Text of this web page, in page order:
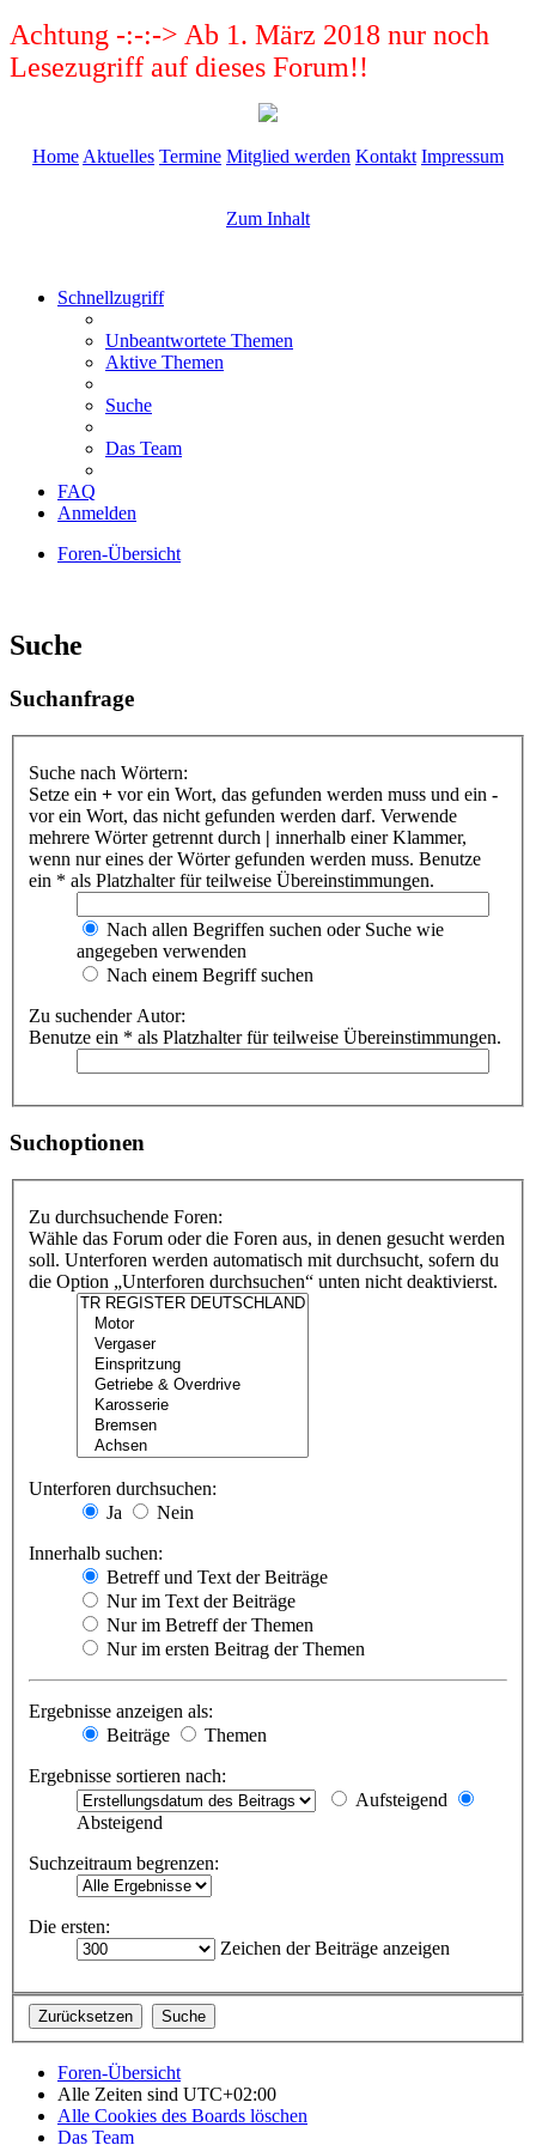
Achtung -:-:-> Ab 1. März 2018 nur noch
Lesezugriff auf dieses Forum!!
Home Aktuelles Termine Mitglied werden Kontakt Impressum
Zum Inhalt
Schnellzugriff
Unbeantwortete Themen
Aktive Themen
Suche
Das Team
FAQ
Anmelden
Foren-Übersicht
Suche
Suchanfrage
Suche nach Wörtern:
Setze ein + vor ein Wort, das gefunden werden muss und ein -
vor ein Wort, das nicht gefunden werden darf. Verwende
mehrere Wörter getrennt durch | innerhalb einer Klammer,
wenn nur eines der Wörter gefunden werden muss. Benutze
ein * als Platzhalter für teilweise Übereinstimmungen.
Nach allen Begriffen suchen oder Suche wie
angegeben verwenden
Nach einem Begriff suchen
Zu suchender Autor:
Benutze ein * als Platzhalter für teilweise Übereinstimmungen.
Suchoptionen
Zu durchsuchende Foren:
Wähle das Forum oder die Foren aus, in denen gesucht werden
soll. Unterforen werden automatisch mit durchsucht, sofern du
die Option „Unterforen durchsuchen“ unten nicht deaktivierst.
Unterforen durchsuchen:
Ja
Nein
Innerhalb suchen:
Betreff und Text der Beiträge
Nur im Text der Beiträge
Nur im Betreff der Themen
Nur im ersten Beitrag der Themen
Ergebnisse anzeigen als:
Beiträge
Themen
Ergebnisse sortieren nach:
Aufsteigend
Absteigend
Suchzeitraum begrenzen:
Die ersten:
Zeichen der Beiträge anzeigen
Foren-Übersicht
Alle Zeiten sind UTC+02:00
Alle Cookies des Boards löschen
Das Team